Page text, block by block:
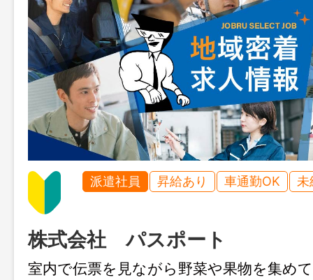
派遣社員 昇給あり 車通勤OK 未
株式会社 パスポート
室内で伝票を見ながら野菜や果物を集め